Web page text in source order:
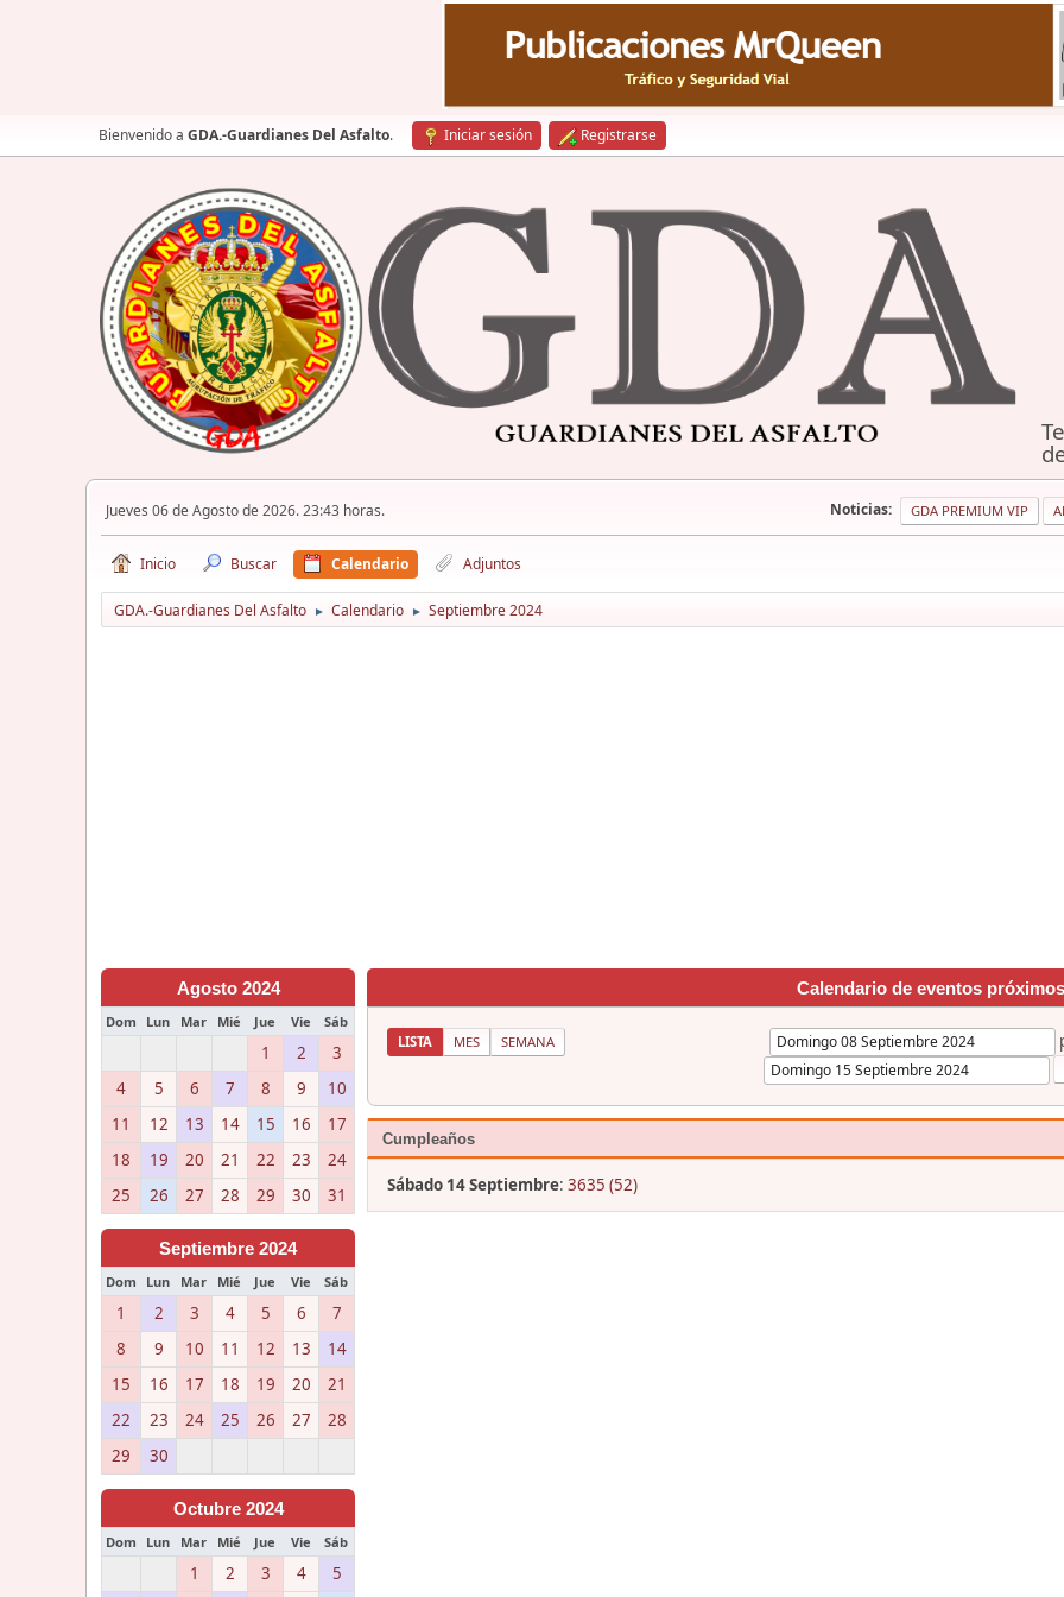
Bienvenido a GDA.-Guardianes Del Asfalto. Iniciar sesión Registrarse
Jueves 06 de Agosto de 2026. 23:43 horas. Noticias: GDA PREMIUM VIP
Inicio Buscar Calendario Adjuntos
GDA.-Guardianes Del Asfalto ► Calendario ► Septiembre 2024
Agosto 2024
Dom Lun Mar Mié Jue Vie Sáb
1 2
3
4
5 6 7 8 9
10
11
12 13 14 15 16
17
18
19 20 21 22 23
24
25
26 27 28 29 30 31
Septiembre 2024
Dom Lun Mar Mié Jue Vie Sáb
1 2 3 4 5 6
7
8
9 10 11 12 13
14
15
16 17 18 19 20
21
22
23 24 25 26 27
28
29
30
Octubre 2024
Dom Lun Mar Mié Jue Vie Sáb
1 2 3 4 5
Calendario de eventos próximos
LISTA MES SEMANA
Cumpleaños
Sábado 14 Septiembre: 3635 (52)